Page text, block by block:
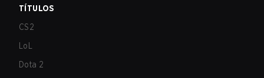
TÍTULOS
CS2
LoL
Dota 2